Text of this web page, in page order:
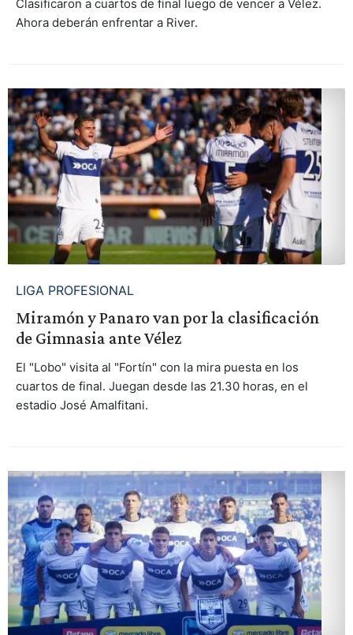
Clasificaron a cuartos de final luego de vencer a Vélez.
Ahora deberán enfrentar a River.
LIGA PROFESIONAL
Miramón y Panaro van por la clasificación
de Gimnasia ante Vélez
El "Lobo" visita al "Fortín" con la mira puesta en los
cuartos de final. Juegan desde las 21.30 horas, en el
estadio José Amalfitani.